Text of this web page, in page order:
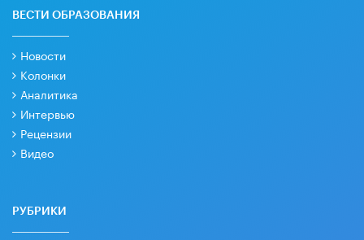
ВЕСТИ ОБРАЗОВАНИЯ
Новости
Колонки
Аналитика
Интервью
Рецензии
Видео
РУБРИКИ